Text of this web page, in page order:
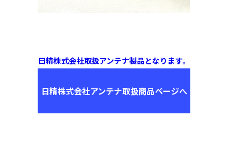
日精株式会社取扱アンテナ製品となります。
日精株式会社アンテナ取扱商品ページへ